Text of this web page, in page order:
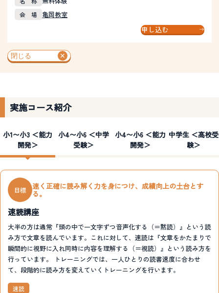
会 場 亀岡教室
申し込む
実施コース紹介
小1〜小3 ＜能力
開発＞
小4〜小6 ＜中学
受験＞
小4〜小6 ＜能力
開発＞
中学生 ＜高校受
験＞
目標
速く正確に読み解く力を身につけ、成績向上の土台とす
る。
速読講座
大半の方は通常『頭の中で一文字ずつ音声化する（＝黙読）』という読
み方で文章を読んでいます。これに対して、速読は『文章をかたまりで
瞬間的に視野に入れ同時に内容を理解する（＝視読）』という読み方を
行っています。 トレーニングでは、一人ひとりの読書速度に合わせ
て、段階的に読み方を変えていくトレーニングを行います。
速読